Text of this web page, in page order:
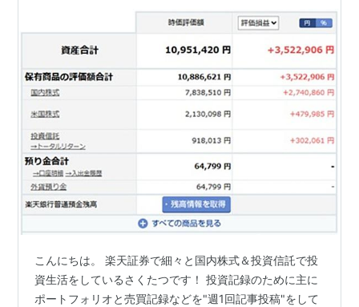
こんにちは。 楽天証券で細々と国内株式＆投資信託で投
資生活をしているさくたつです！ 投資記録のために主に
ポートフォリオと売買記録などを"週1回記事投稿"をして